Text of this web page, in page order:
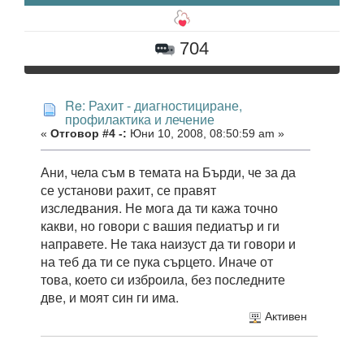
704
Re: Рахит - диагностициране,
профилактика и лечение
« Отговор #4 -: Юни 10, 2008, 08:50:59 am »
Ани, чела съм в темата на Бърди, че за да
се установи рахит, се правят
изследвания. Не мога да ти кажа точно
какви, но говори с вашия педиатър и ги
направете. Не така наизуст да ти говори и
на теб да ти се пука сърцето. Иначе от
това, което си изброила, без последните
две, и моят син ги има.
Активен